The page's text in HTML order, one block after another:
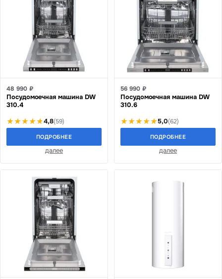
48 990 ₽
Посудомоечная машина DW
310.4
4,8(59)
ПОДРОБНЕЕ
далее
56 990 ₽
Посудомоечная машина DW
310.6
5,0(62)
ПОДРОБНЕЕ
далее